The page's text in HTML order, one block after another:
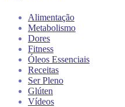
Alimentação
Metabolismo
Dores
Fitness
Óleos Essenciais
Receitas
Ser Pleno
Glúten
Vídeos